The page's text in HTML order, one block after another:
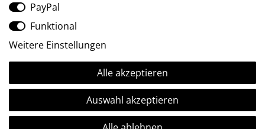
Ⓒ2009-2026 ARTland GmbH • Alle Rechte vorbehalten.
PayPal
Funktional
Weitere Einstellungen
Alle akzeptieren
Auswahl akzeptieren